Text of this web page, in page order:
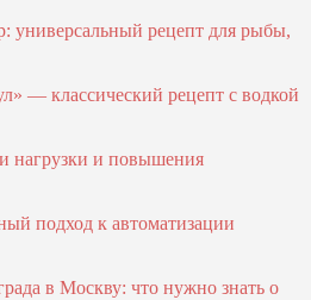
универсальный рецепт для рыбы,
— классический рецепт с водкой
нагрузки и повышения
подход к автоматизации
в Москву: что нужно знать о